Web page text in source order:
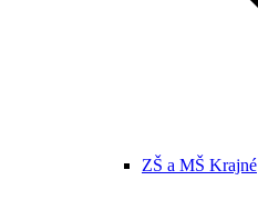
ZŠ a MŠ Krajné